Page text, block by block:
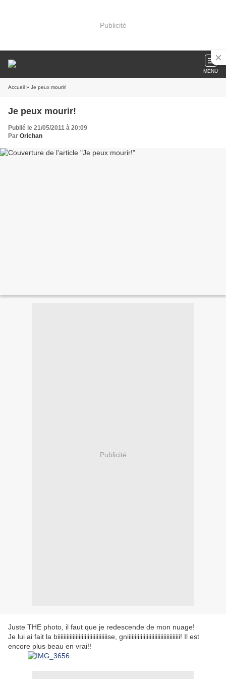
Publicité
MENU
Accueil » Je peux mourir!
Je peux mourir!
Publié le 21/05/2011 à 20:09
Par Orichan
Publicité
Juste THE photo, il faut que je redescende de mon nuage!
Je lui ai fait la biiiiiiiiiiiiiiiiiiiiiiiiiiiiiiiiise, gniiiiiiiiiiiiiiiiiiiiiiiiiiiiiiiiiii! Il est
encore plus beau en vrai!!